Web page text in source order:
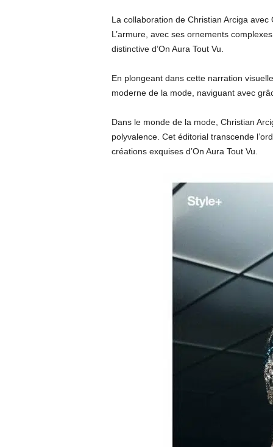
La collaboration de Christian Arciga
L’armure, avec ses ornements
distinctive d’On Aura Tout Vu.
En plongeant dans cette narration
moderne de la mode, naviguant avec
Dans le monde de la mode, Christian
polyvalence. Cet éditorial transcende
créations exquises d’On Aura Tout Vu.